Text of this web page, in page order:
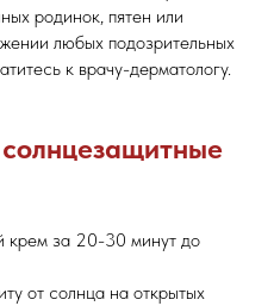
родинок, пятен или
любых подозрительных
к врачу-дерматологу.
крем за 20-30 минут до
от солнца на открытых